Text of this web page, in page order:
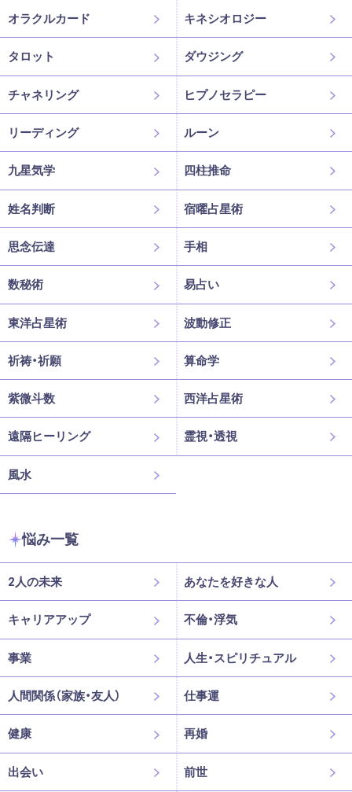
オラクルカード キネシオロジー
タロット ダウジング
チャネリング ヒプノセラピー
リーディング ルーン
九星気学 四柱推命
姓名判断 宿曜占星術
思念伝達 手相
数秘術 易占い
東洋占星術 波動修正
祈祷・祈願 算命学
紫微斗数 西洋占星術
遠隔ヒーリング 霊視・透視
風水
悩み一覧
2人の未来 あなたを好きな人
キャリアアップ 不倫・浮気
事業 人生・スピリチュアル
人間関係（家族・友人） 仕事運
健康 再婚
出会い 前世